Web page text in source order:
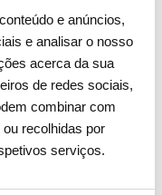
e anúncios,
e analisar o nosso
acerca da sua
de redes sociais,
combinar com
recolhidas por
serviços.
a execução de
com uma
adequados.
no dia 28 de abril
a falha geral do
ainda se